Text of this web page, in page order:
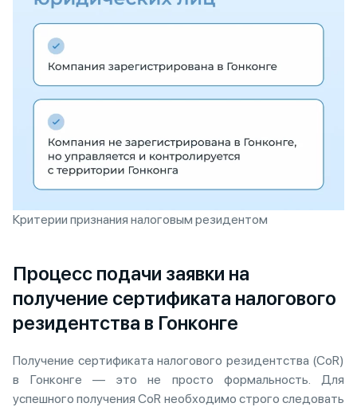
Критерии признания налоговым резидентом
Процесс подачи заявки на
получение сертификата налогового
резидентства в Гонконге
Получение сертификата налогового резидентства (CoR)
в Гонконге — это не просто формальность. Для
успешного получения CoR необходимо строго следовать